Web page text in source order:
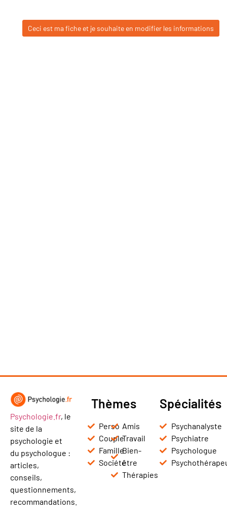
Ceci est ma fiche et je souhaite en modifier les informations
Psychologie.fr, le
site de la
psychologie et
du psychologue :
articles,
conseils,
questionnements,
recommandations.
Thèmes
Perso
Couple
Famille
Société
Amis
Travail
Bien-
être
Thérapies
Spécialités
Psychanalyste
Psychiatre
Psychologue